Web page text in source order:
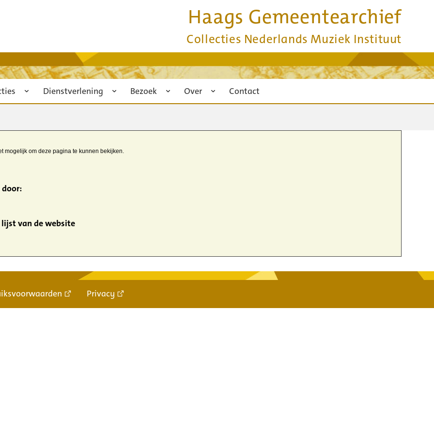
Haags Gemeentearchief
Collecties Nederlands Muziek Instituut
Dienstverlening Bezoek Over Contact
mogelijk om deze pagina te kunnen bekijken.
van de website
Privacy